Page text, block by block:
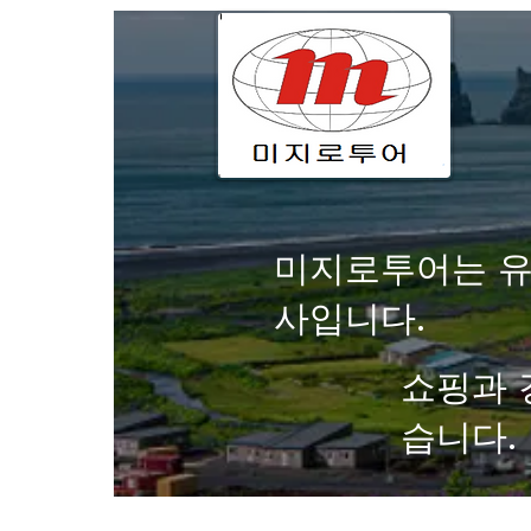
미지로투어는
사입니다.
쇼핑과
습니다.